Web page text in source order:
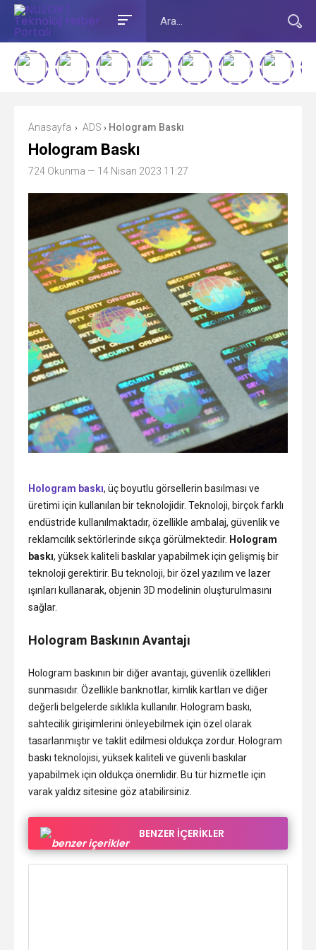
Anasayfa › ADS › Hologram Baskı
Hologram Baskı
724 Okunma — 14 Nisan 2023 11:27
Hologram baskı, üç boyutlu görsellerin basılması ve
üretimi için kullanılan bir teknolojidir. Teknoloji, birçok farklı
endüstride kullanılmaktadır, özellikle ambalaj, güvenlik ve
reklamcılık sektörlerinde sıkça görülmektedir. Hologram
baskı, yüksek kaliteli baskılar yapabilmek için gelişmiş bir
teknoloji gerektirir. Bu teknoloji, bir özel yazılım ve lazer
ışınları kullanarak, objenin 3D modelinin oluşturulmasını
sağlar.
Hologram Baskının Avantajı
Hologram baskının bir diğer avantajı, güvenlik özellikleri
sunmasıdır. Özellikle banknotlar, kimlik kartları ve diğer
değerli belgelerde sıklıkla kullanılır. Hologram baskı,
sahtecilik girişimlerini önleyebilmek için özel olarak
tasarlanmıştır ve taklit edilmesi oldukça zordur. Hologram
baskı teknolojisi, yüksek kaliteli ve güvenli baskılar
yapabilmek için oldukça önemlidir. Bu tür hizmetle için
varak yaldız sitesine göz atabilirsiniz.
BENZER İÇERİKLER